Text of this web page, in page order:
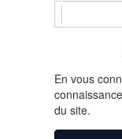
En vous
du site.